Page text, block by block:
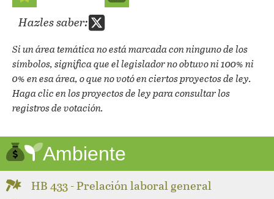
Hazles saber:
Si un área temática no está marcada con ninguno de los
símbolos, significa que el legislador no obtuvo ni 100% ni
0% en esa área, o que no votó en ciertos proyectos de ley.
Haga clic en los proyectos de ley para consultar los
registros de votación.
Ambiente
HB 433 - Prelación laboral general